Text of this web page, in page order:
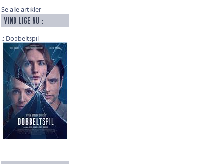
Se alle artikler
Dobbeltspil